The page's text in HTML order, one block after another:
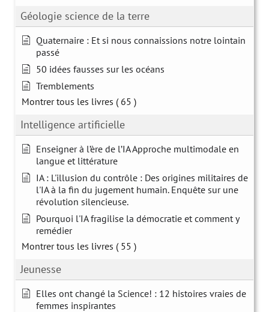
Géologie science de la terre
Quaternaire : Et si nous connaissions notre lointain
passé
50 idées fausses sur les océans
Tremblements
Montrer tous les livres ( 65 )
Intelligence artificielle
Enseigner à l’ère de l’IA Approche multimodale en
langue et littérature
IA : L'illusion du contrôle : Des origines militaires de
l'IA à la fin du jugement humain. Enquête sur une
révolution silencieuse.
Pourquoi l'IA fragilise la démocratie et comment y
remédier
Montrer tous les livres ( 55 )
Jeunesse
Elles ont changé la Science! : 12 histoires vraies de
femmes inspirantes